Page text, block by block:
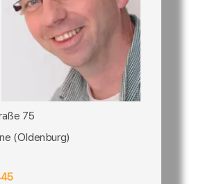
75
(Oldenburg)